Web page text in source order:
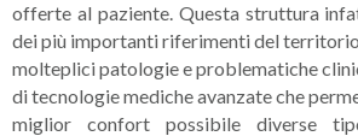
offerte al paziente. Questa struttura
dei più importanti riferimenti del
molteplici patologie e problematiche
di tecnologie mediche avanzate che
miglior confort possibile diverse